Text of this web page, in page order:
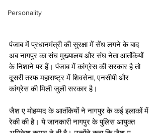
Personality
पंजाब में प्रधानमंत्री की सुरक्षा में सेंध लगने के बाद
अब नागपुर का संघ मुख्यालय और संघ नेता आतंकियों
के निशाने पर हैं। पंजाब में कांग्रेस की सरकार है तो
दूसरी तरफ महाराष्ट्र में शिवसेना, एनसीपी और
कांग्रेस की मिली जुली सरकार है।
जैश ए मोहम्मद के आतंकियों ने नागपुर के कई इलाकों में
रेकी की है। ये जानकारी नागपुर के पुलिस आयुक्त